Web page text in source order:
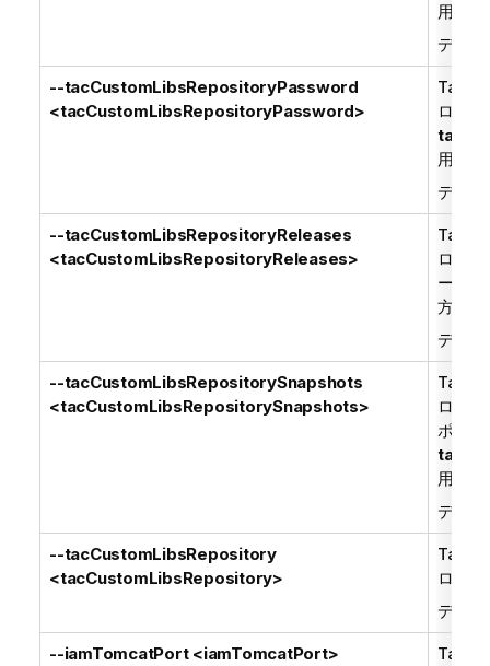
用さ
デフ
--tacCustomLibsRepositoryPassword
<tacCustomLibsRepositoryPassword>
ロー
用さ
デフ
--tacCustomLibsRepositoryReleases
<tacCustomLibsRepositoryReleases>
ロー
ー。
方が
デフ
--tacCustomLibsRepositorySnapshots
<tacCustomLibsRepositorySnapshots>
ロー
ポジ
用さ
デフ
--tacCustomLibsRepository
<tacCustomLibsRepository>
ロー
デフ
--iamTomcatPort <iamTomcatPort>